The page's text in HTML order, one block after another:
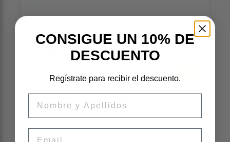
MOLDURA 6N41L29023AM
OEM:6N41L29023AM
24,01 € iva inc
CONSIGUE UN 10% DE
DESCUENTO
Regístrate para recibir el descuento.